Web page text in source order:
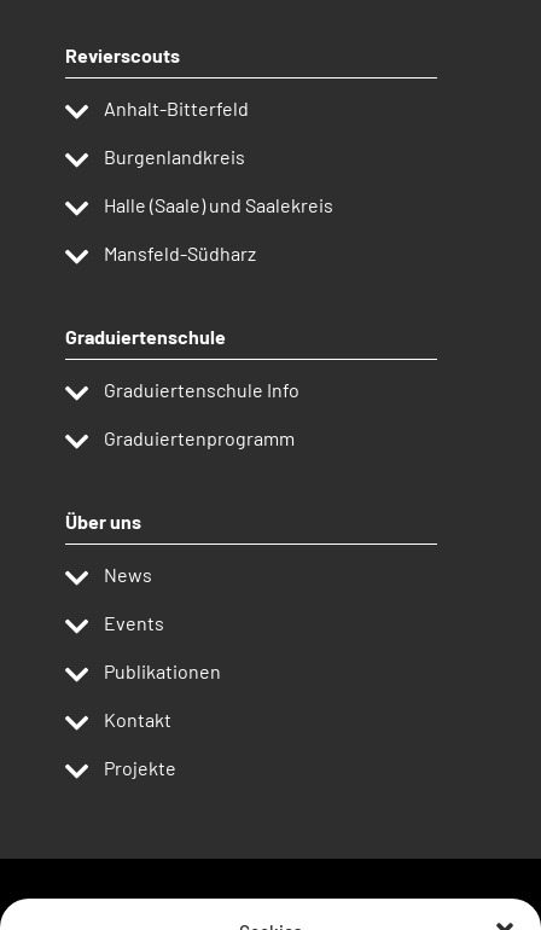
Revierscouts
Anhalt-Bitterfeld
Burgenlandkreis
Halle (Saale) und Saalekreis
Mansfeld-Südharz
Graduiertenschule
Graduiertenschule Info
Graduiertenprogramm
Über uns
News
Events
Publikationen
Kontakt
Projekte